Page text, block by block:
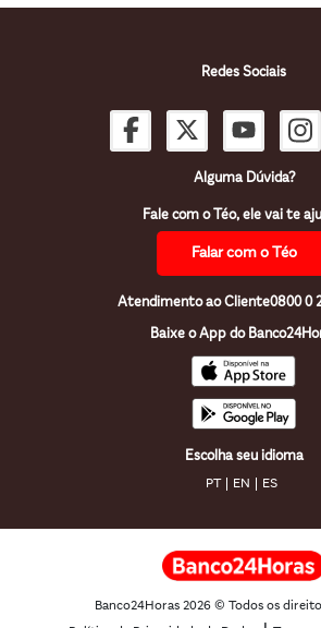
Redes Sociais
Alguma Dúvida?
Fale com o Téo, ele vai te
Falar com o Téo
Atendimento ao Cliente0800 0
Baixe o App do
Escolha seu idioma
PT EN ES
Banco24Horas 2026 © Todos os